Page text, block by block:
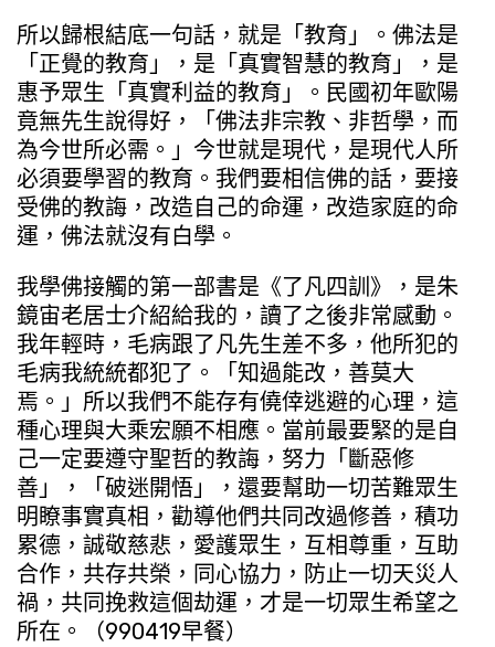
所以歸根結底一句話，就是「教育」。佛法是
「正覺的教育」，是「真實智慧的教育」，是
惠予眾生「真實利益的教育」。民國初年歐陽
竟無先生說得好，「佛法非宗教、非哲學，而
為今世所必需。」今世就是現代，是現代人所
必須要學習的教育。我們要相信佛的話，要接
受佛的教誨，改造自己的命運，改造家庭的命
運，佛法就沒有白學。
我學佛接觸的第一部書是《了凡四訓》，是朱
鏡宙老居士介紹給我的，讀了之後非常感動。
我年輕時，毛病跟了凡先生差不多，他所犯的
毛病我統統都犯了。「知過能改，善莫大
焉。」所以我們不能存有僥倖逃避的心理，這
種心理與大乘宏願不相應。當前最要緊的是自
己一定要遵守聖哲的教誨，努力「斷惡修
善」，「破迷開悟」，還要幫助一切苦難眾生
明瞭事實真相，勸導他們共同改過修善，積功
累德，誠敬慈悲，愛護眾生，互相尊重，互助
合作，共存共榮，同心協力，防止一切天災人
禍，共同挽救這個劫運，才是一切眾生希望之
所在。（990419早餐）